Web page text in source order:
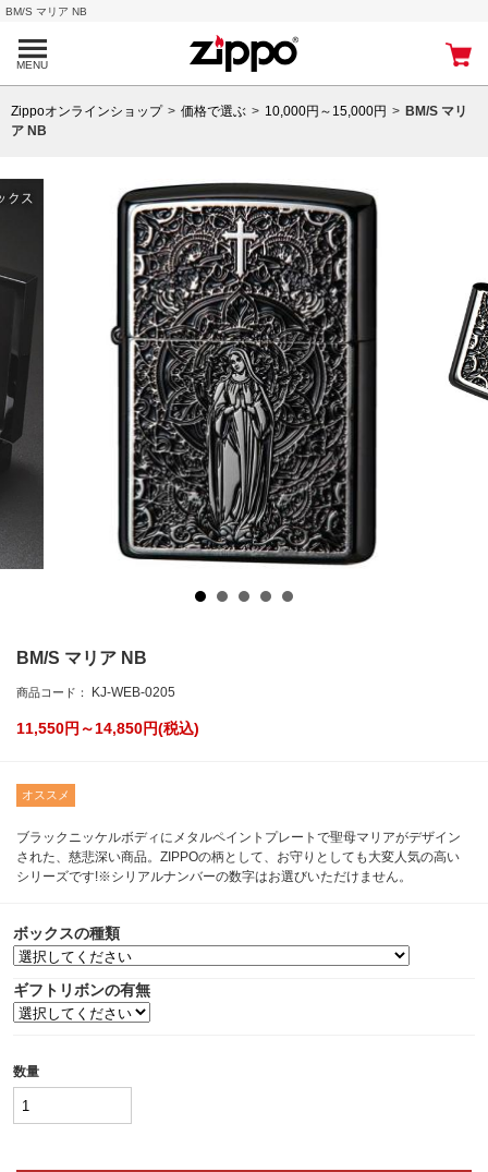
BM/S マリア NB
MENU
Zippoオンラインショップ 価格で選ぶ 10,000円～15,000円
BM/S マリ
ア NB
BM/S マリア NB
商品コード： KJ-WEB-0205
11,550円～14,850円(税込)
オススメ
ブラックニッケルボディにメタルペイントプレートで聖母マリアがデザイン
された、慈悲深い商品。ZIPPOの柄として、お守りとしても大変人気の高い
シリーズです!※シリアルナンバーの数字はお選びいただけません。
ボックスの種類
ギフトリボンの有無
数量